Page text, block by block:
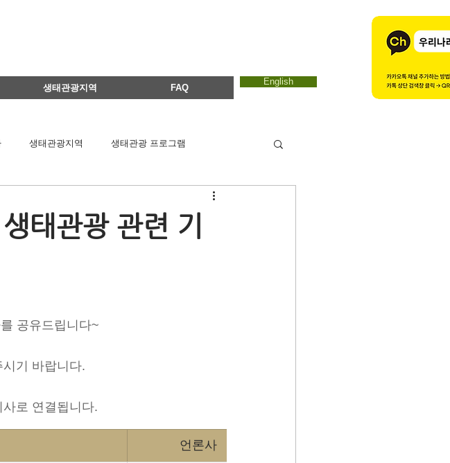
생태관광지역 FAQ
English
생태관광지역 생태관광 프로그램
에코마마
태관광 관련 기
공유드립니다~
기 바랍니다.
로 연결됩니다.​
언론사